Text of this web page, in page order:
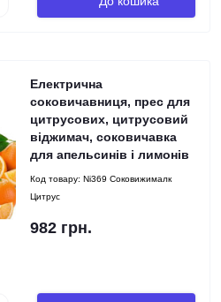
Електрична
соковичавниця, прес для
цитрусових, цитрусовий
віджимач, соковичавка
для апельсинів і лимонів
Код товару: Ni369 Соковижималк
Цитрус
982 грн.